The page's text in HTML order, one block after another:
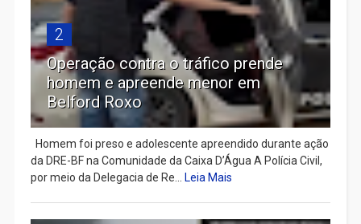
2
Operação contra o tráfico prende
homem e apreende menor em
Belford Roxo
Homem foi preso e adolescente apreendido durante ação
da DRE-BF na Comunidade da Caixa D’Água A Polícia Civil,
por meio da Delegacia de Re... Leia Mais